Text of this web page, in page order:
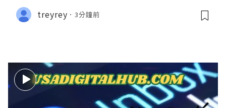
treyrey 3分鐘前